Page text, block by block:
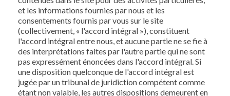
et les informations fournies par nous et les
consentements fournis par vous sur le site
(collectivement, « l'accord intégral »), constituent
l'accord intégral entre nous, et aucune partie ne se fie à
des interprétations faites par l'autre partie qui ne sont
pas expressément énoncées dans l'accord intégral. Si
une disposition quelconque de l'accord intégral est
jugée par un tribunal de juridiction compétent comme
étant non valable, les autres dispositions demeurent en